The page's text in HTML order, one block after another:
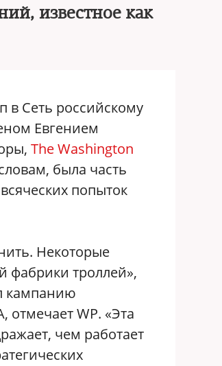
известное как
в Сеть российскому
Евгением
The Washington
была часть
попыток
Некоторые
фабрики троллей»,
кампанию
отмечает WP. «Эта
чем работает